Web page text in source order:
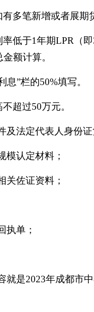
有多笔新增或者展期
低于1年期LPR（
额计算。
息”栏的50%填写。
超过50万元。
及法定代表人身份
模认定材料；
关佐证资料；
执单；
就是2023年成都市